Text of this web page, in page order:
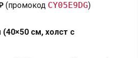
(промокод CY05E9DG)
см, холст с